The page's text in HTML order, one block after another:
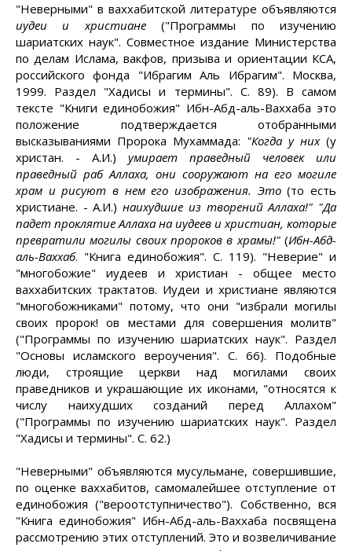
"Неверными" в ваххабитской литературе объявляются
иудеи и христиане("Программы по изучению
шариатских наук". Совместное издание Министерства
по делам Ислама, вакфов, призыва и ориентации КСА,
российского фонда "Ибрагим Аль Ибрагим". Москва,
1999. Раздел "Хадисы и термины". С. 89). В самом
тексте "Книги единобожия" Ибн-Абд-аль-Ваххаба это
положение подтверждается отобранными
высказываниями Пророка Мухаммада: "Когда у них(у
христан. - А.И.) умирает праведный человек или
праведный раб Аллаха, они сооружают на его могиле
храм и рисуют в нем его изображения. Это(то есть
христиане. - А.И.)наихудшие из творений Аллаха!" "Да
падет проклятие Аллаха на иудеев и христиан, которые
превратили могилы своих пророков в храмы!"(Ибн-Абд-
аль-Ваххаб. "Книга единобожия". С. 119). "Неверие" и
"многобожие" иудеев и христиан - общее место
ваххабитских трактатов. Иудеи и христиане являются
"многобожниками" потому, что они "избрали могилы
своих пророк! ов местами для совершения молитв"
("Программы по изучению шариатских наук". Раздел
"Основы исламского вероучения". С. 66). Подобные
люди, строящие церкви над могилами своих
праведников и украшающие их иконами, "относятся к
числу наихудших созданий перед Аллахом"
("Программы по изучению шариатских наук". Раздел
"Хадисы и термины". С. 62.)
"Неверными" объявляются мусульмане, совершившие,
по оценке ваххабитов, самомалейшее отступление от
единобожия ("вероотступничество"). Собственно, вся
"Книга единобожия" Ибн-Абд-аль-Ваххаба посвящена
рассмотрению этих отступлений. Это и возвеличивание